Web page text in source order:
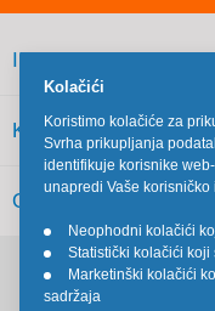
INFORMACIJE
KORISNIČKI SERVIS
OSTALO
Kolačići
Koristimo kolačiće za
Svrha prikupljanja
identifikuje korisnike
unapredi Vaše
•
Neophodni kolačići
•
Statistički kolačići
•
Marketinški kolačići
sadržaja